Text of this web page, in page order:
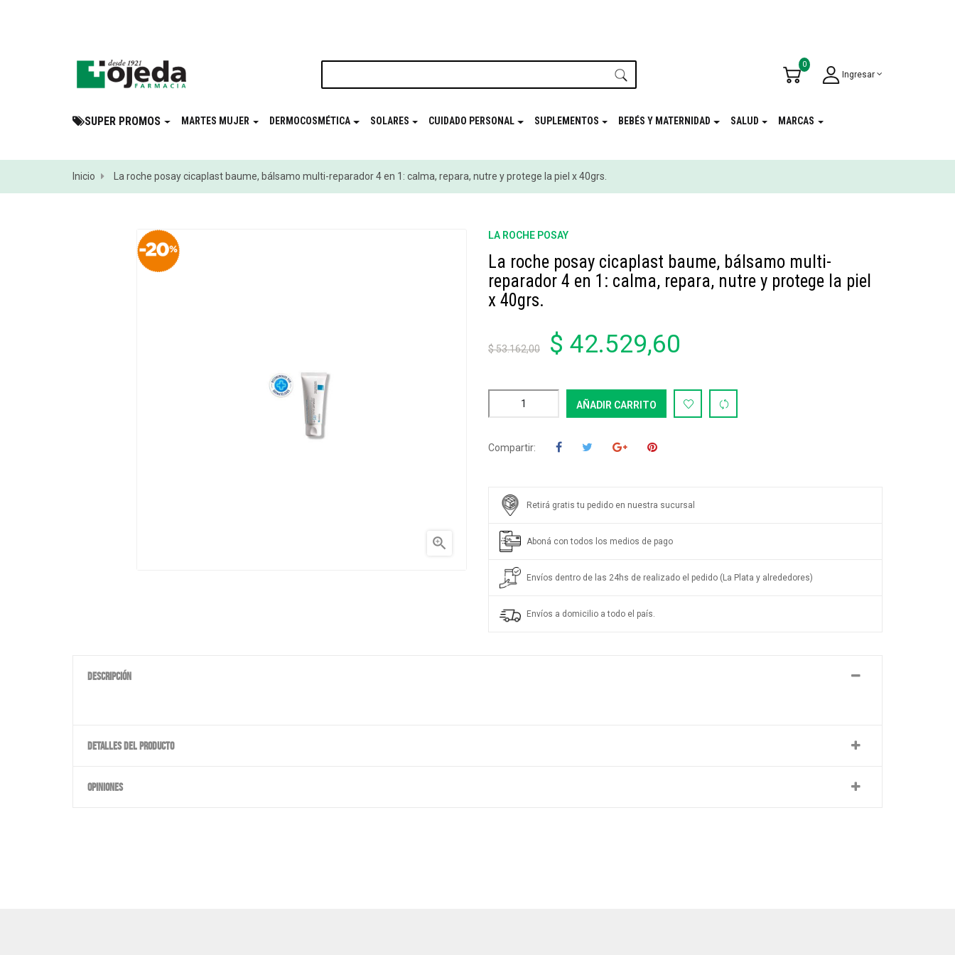
Ingresar
0
SUPER PROMOS MARTES MUJER DERMOCOSMÉTICA SOLARES CUIDADO PERSONAL SUPLEMENTOS BEBÉS Y MATERNIDAD SALUD MARCAS
Inicio La roche posay cicaplast baume, bálsamo multi-reparador 4 en 1: calma, repara, nutre y protege la piel x 40grs.

LA ROCHE POSAY
La roche posay cicaplast baume, bálsamo multi-
reparador 4 en 1: calma, repara, nutre y protege la piel
x 40grs.
$ 53.162,00 $ 42.529,60
AÑADIR CARRITO
Compartir:
Retirá gratis tu pedido en nuestra sucursal
Aboná con todos los medios de pago
Envíos dentro de las 24hs de realizado el pedido (La Plata y alrededores)
Envíos a domicilio a todo el país.
DESCRIPCIÓN
DETALLES DEL PRODUCTO
OPINIONES